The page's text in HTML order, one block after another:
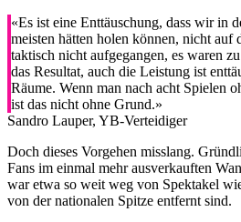
«Es ist eine Enttäuschung, dass wir in
meisten hätten holen können, nicht auf
taktisch nicht aufgegangen, es waren
das Resultat, auch die Leistung ist
Räume. Wenn man nach acht Spielen
ist das nicht ohne Grund.»
Sandro Lauper, YB-Verteidiger
Doch dieses Vorgehen misslang.
Fans im einmal mehr ausverkauften
war etwa so weit weg von Spektakel
von der nationalen Spitze entfernt sind.